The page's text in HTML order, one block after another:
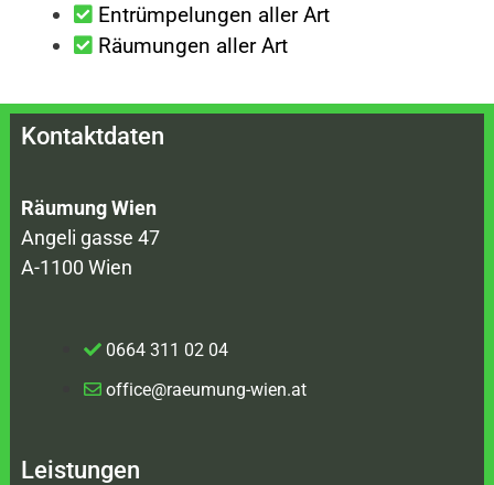
Entrümpelungen aller Art
Räumungen aller Art
Kontaktdaten
Räumung Wien
Angeli gasse 47
A-1100 Wien
0664 311 02 04
office@raeumung-wien.at
Leistungen